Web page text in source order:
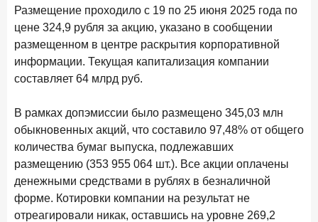
Привязанность побеждает ставку? Как выбирают банк
для сбережений в 2026 году
27 апреля 2026 года ИССЛЕДОВАНИЕ
Банки скорректировали доходность вкладов после
снижения ключевой ставки до 14,5%
Цифра дня
Средний срок ипотеки на первичном рынке
26,8лет
год к году
Frank Data. Ипотека Поделиться
Размещение проходило с 19 по 25 июня 2025 года по
цене 324,9 рубля за акцию, указано в сообщении
размещенном в центре раскрытия корпоративной
информации. Текущая капитализация компании
составляет 64 млрд руб.
В рамках допэмиссии было размещено 345,03 млн
обыкновенных акций, что составило 97,48% от общего
количества бумаг выпуска, подлежавших
размещению (353 955 064 шт.). Все акции оплачены
денежными средствами в рублях в безналичной
форме. Котировки компании на результат не
отреагировали никак, оставшись на уровне 269,2